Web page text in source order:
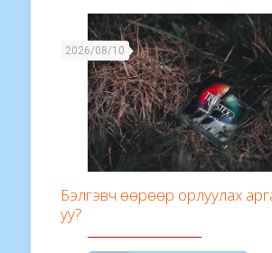
2026/08/10
Бэлгэвч өөрөөр орлуулах
уу?